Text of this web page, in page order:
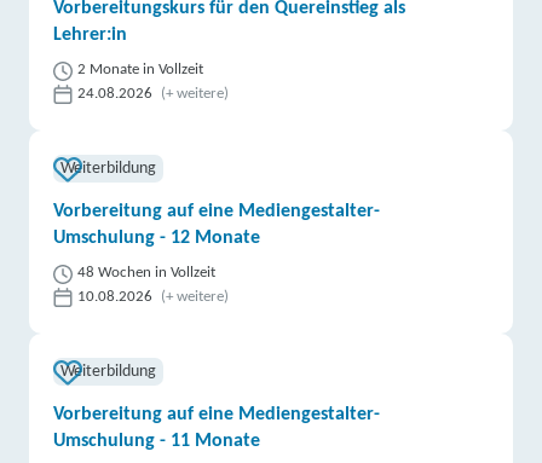
Vorbereitungskurs für den Quereinstieg als
Lehrer:in
2 Monate in Vollzeit
24.08.2026
(+ weitere)
Weiterbildung
Vorbereitung auf eine Mediengestalter-
Umschulung - 12 Monate
48 Wochen in Vollzeit
10.08.2026
(+ weitere)
Weiterbildung
Vorbereitung auf eine Mediengestalter-
Umschulung - 11 Monate